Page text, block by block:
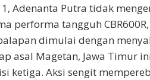
Adenanta Putra tidak
performa tangguh
dimulai dengan
asal Magetan, Jawa Timur
ketiga. Aksi sengit